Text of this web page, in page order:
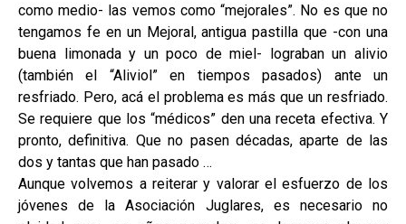
como medio- las vemos como “mejorales”. No es que no
tengamos fe en un Mejoral, antigua pastilla que -con una
buena limonada y un poco de miel- lograban un alivio
(también el “Aliviol” en tiempos pasados) ante un
resfriado. Pero, acá el problema es más que un resfriado.
Se requiere que los “médicos” den una receta efectiva. Y
pronto, definitiva. Que no pasen décadas, aparte de las
dos y tantas que han pasado …
Aunque volvemos a reiterar y valorar el esfuerzo de los
jóvenes de la Asociación Juglares, es necesario no